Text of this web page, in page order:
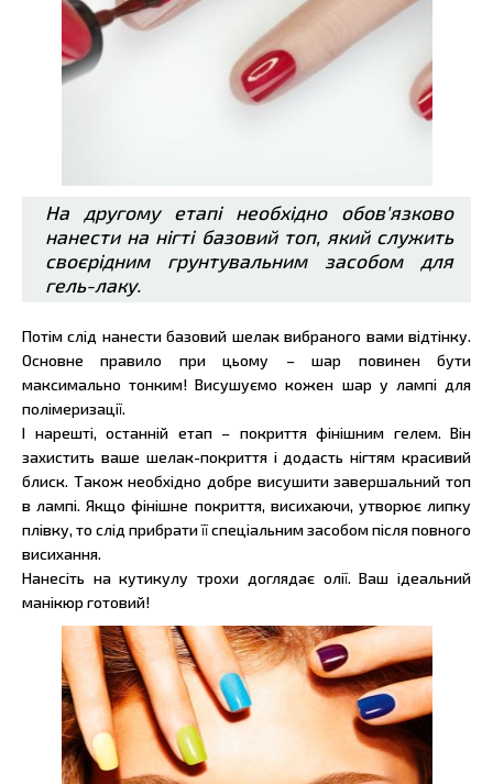
На другому етапі необхідно обов'язково
нанести на нігті базовий топ, який служить
своєрідним грунтувальним засобом для
гель-лаку.
Потім слід нанести базовий шелак вибраного вами відтінку.
Основне правило при цьому – шар повинен бути
максимально тонким! Висушуємо кожен шар у лампі для
полімеризації.
І нарешті, останній етап – покриття фінішним гелем. Він
захистить ваше шелак-покриття і додасть нігтям красивий
блиск. Також необхідно добре висушити завершальний топ
в лампі. Якщо фінішне покриття, висихаючи, утворює липку
плівку, то слід прибрати її спеціальним засобом після повного
висихання.
Нанесіть на кутикулу трохи доглядає олії. Ваш ідеальний
манікюр готовий!